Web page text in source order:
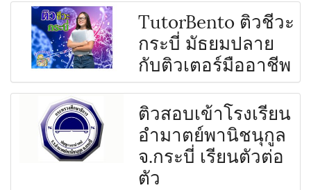
TutorBento ติวชีวะ
กระบี่ มัธยมปลาย
กับติวเตอร์มืออาชีพ
ติวสอบเข้าโรงเรียน
อำมาตย์พานิชนุกูล
จ.กระบี่ เรียนตัวต่อ
ตัว